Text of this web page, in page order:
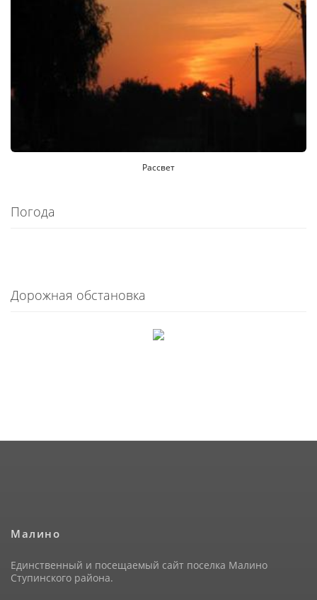
Рассвет
Погода
Дорожная обстановка
Малино
Единственный и посещаемый сайт поселка Малино
Ступинского района.